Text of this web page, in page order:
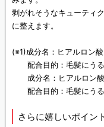
剥がれそうなキューティ
に整えます。
(※1)成分名：ヒアルロン
配合目的：毛髪にうる
成分名：ヒアルロン酸
配合目的：毛髪にうる
さらに嬉しいポイン